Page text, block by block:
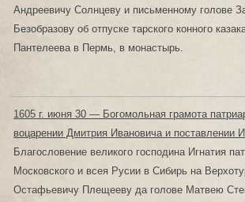
Андреевичу Солнцеву и письменному голове
Безобразову об отпуске тарского конного
Пантелеева в Пермь, в монастырь.
1605 г. июня 30 — Богомольная грамота
воцарении Дмитрия Ивановича и поставлении
Благословение великого господина Игнатия
Московского и всея Русии в Сибирь на
Остафьевичу Плещееву да голове Матвею